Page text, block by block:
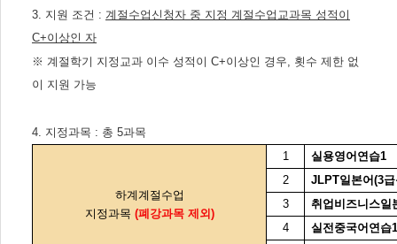
3. 지원 조건 : 계절수업신청자 중 지정 계절수업교과목 성적이
C+이상인 자
※ 계절학기 지정교과 이수 성적이 C+이상인 경우, 횟수 제한 없
이 지원 가능
4. 지정과목 : 총 5과목
하계계절수업
지정과목 (폐강과목 제외)
1 실용영어연습1
2
JLPT일본어 (3
3
취업비즈니스일
4
실전중국어연습1